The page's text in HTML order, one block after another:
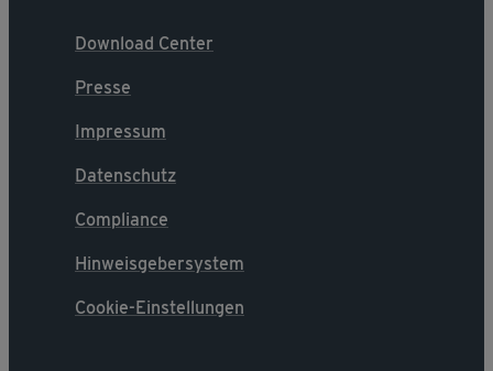
Download Center
Presse
Impressum
Datenschutz
Compliance
Hinweisgebersystem
Cookie-Einstellungen